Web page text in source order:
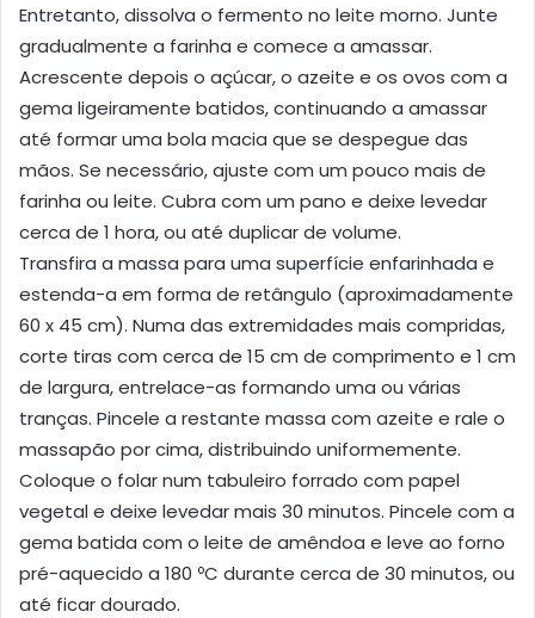
Entretanto, dissolva o fermento no leite morno. Junte
gradualmente a farinha e comece a amassar.
Acrescente depois o açúcar, o azeite e os ovos com a
gema ligeiramente batidos, continuando a amassar
até formar uma bola macia que se despegue das
mãos. Se necessário, ajuste com um pouco mais de
farinha ou leite. Cubra com um pano e deixe levedar
cerca de 1 hora, ou até duplicar de volume.
Transfira a massa para uma superfície enfarinhada e
estenda-a em forma de retângulo (aproximadamente
60 x 45 cm). Numa das extremidades mais compridas,
corte tiras com cerca de 15 cm de comprimento e 1 cm
de largura, entrelace-as formando uma ou várias
tranças. Pincele a restante massa com azeite e rale o
massapão por cima, distribuindo uniformemente.
Coloque o folar num tabuleiro forrado com papel
vegetal e deixe levedar mais 30 minutos. Pincele com a
gema batida com o leite de amêndoa e leve ao forno
pré-aquecido a 180 ºC durante cerca de 30 minutos, ou
até ficar dourado.